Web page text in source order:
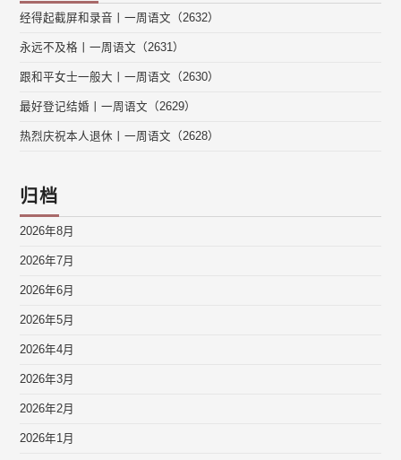
经得起截屏和录音丨一周语文（2632）
永远不及格丨一周语文（2631）
跟和平女士一般大丨一周语文（2630）
最好登记结婚丨一周语文（2629）
热烈庆祝本人退休丨一周语文（2628）
归档
2026年8月
2026年7月
2026年6月
2026年5月
2026年4月
2026年3月
2026年2月
2026年1月